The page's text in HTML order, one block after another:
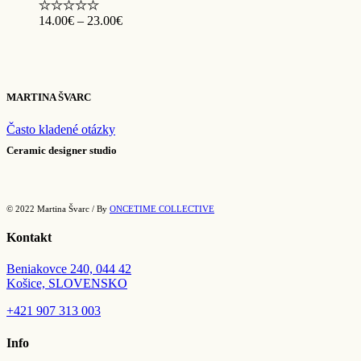
14.00€ – 23.00€Price
MARTINA ŠVARC
Často kladené otázky
Ceramic designer studio
© 2022 Martina Švarc / By ONCETIME COLLECTIVE
Kontakt
Beniakovce 240, 044 42
Košice, SLOVENSKO
+421 907 313 003
Info